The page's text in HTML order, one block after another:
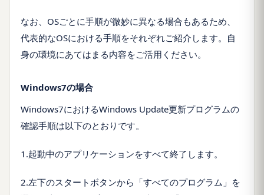
なお、OSごとに手順が微妙に異なる場合もあるため、
代表的なOSにおける手順をそれぞれご紹介します。自
身の環境にあてはまる内容をご活用ください。
Windows7の場合
Windows7におけるWindows Update更新プログラムの
確認手順は以下のとおりです。
1.起動中のアプリケーションをすべて終了します。
2.左下のスタートボタンから「すべてのプログラム」を